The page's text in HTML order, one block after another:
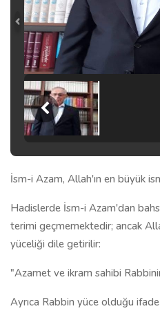
İsm-i Azam, Allah'ın en büyük
Hadislerde İsm-i Azam'dan
terimi geçmemektedir; ancak
yüceliği dile getirilir:
"Azamet ve ikram sahibi
Ayrıca Rabbin yüce olduğu